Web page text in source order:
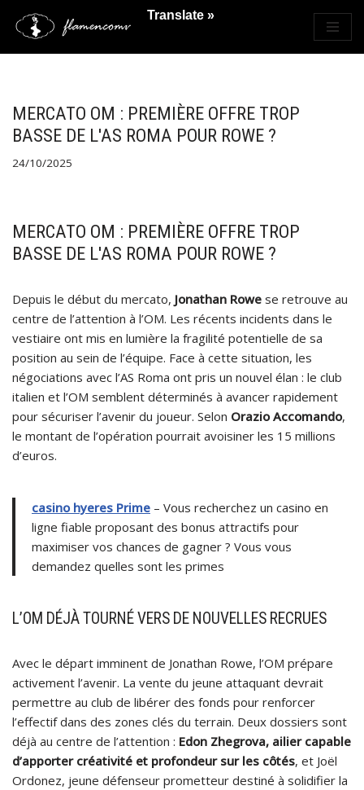
Saltar
MERCATO OM : PREMIÈRE OFFRE TROP
BASSE DE L'AS ROMA POUR ROWE ?
24/10/2025
MERCATO OM : PREMIÈRE OFFRE TROP
BASSE DE L'AS ROMA POUR ROWE ?
Depuis le début du mercato, Jonathan Rowe se retrouve au
centre de l’attention à l’OM. Les récents incidents dans le
vestiaire ont mis en lumière la fragilité potentielle de sa
position au sein de l’équipe. Face à cette situation, les
négociations avec l’AS Roma ont pris un nouvel élan : le club
italien et l’OM semblent déterminés à avancer rapidement
pour sécuriser l’avenir du joueur. Selon Orazio Accomando,
le montant de l’opération pourrait avoisiner les 15 millions
d’euros.
casino hyeres Prime – Vous recherchez un casino en
ligne fiable proposant des bonus attractifs pour
maximiser vos chances de gagner ? Vous vous
demandez quelles sont les primes
L’OM DÉJÀ TOURNÉ VERS DE NOUVELLES RECRUES
Avec le départ imminent de Jonathan Rowe, l’OM prépare
activement l’avenir. La vente du jeune attaquant devrait
permettre au club de libérer des fonds pour renforcer
l’effectif dans des zones clés du terrain. Deux dossiers sont
déjà au centre de l’attention : Edon Zhegrova, ailier capable
d’apporter créativité et profondeur sur les côtés, et Joël
Ordonez, jeune défenseur prometteur destiné à solidifier la
Translate »